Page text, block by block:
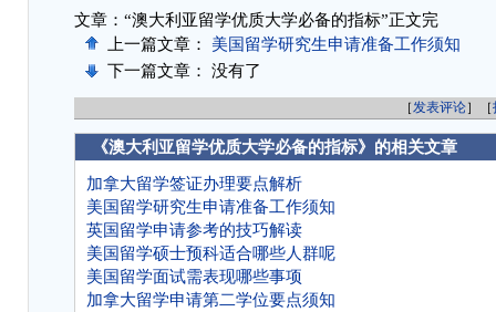
文章：“澳大利亚留学优质大学必备的指标”正文完
上一篇文章： 美国留学研究生申请准备工作须知
下一篇文章： 没有了
［发表评论］［
《澳大利亚留学优质大学必备的指标》的相关文章
加拿大留学签证办理要点解析
美国留学研究生申请准备工作须知
英国留学申请参考的技巧解读
美国留学硕士预科适合哪些人群呢
美国留学面试需表现哪些事项
加拿大留学申请第二学位要点须知